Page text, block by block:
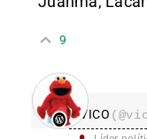
9
VICO